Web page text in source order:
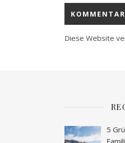
Diese Website
5